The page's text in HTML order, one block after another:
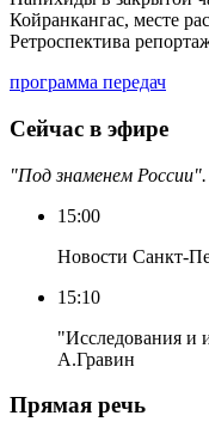
Койранкангас, месте
Ретроспектива
программа передач
Сейчас в эфире
"Под знаменем
15:00
Новости Санкт-
15:10
"Исследования и
А.Гравин
Прямая речь